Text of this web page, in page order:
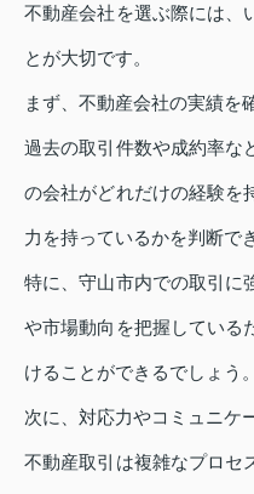
不動産会社を選ぶ際には、
とが大切です。
まず、不動産会社の実績を
過去の取引件数や成約率な
の会社がどれだけの経験を
力を持っているかを判断で
特に、守山市内での取引に
や市場動向を把握している
けることができるでしょう。
次に、対応力やコミュニケ
不動産取引は複雑なプロセ